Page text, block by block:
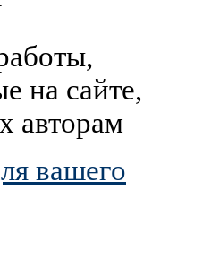
на сайте,
авторам
вашего